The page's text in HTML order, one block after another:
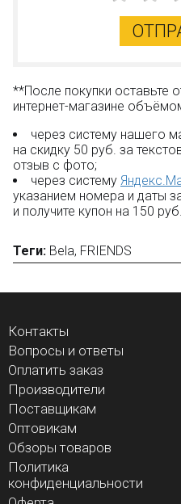
**После покупки оставьте
интернет-магазине
через систему нашего
на скидку 50 руб. за
отзыв с фото;
через систему
указанием номера и даты
и получите купон на 150 руб.
Теги: Bela, FRIENDS
Контакты
Вопросы и ответы
Оплатить заказ
Производители
Поставщикам
Оптовикам
Обзоры товаров
Политика
конфиденциальности